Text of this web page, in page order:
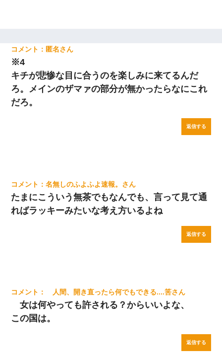
匿名
※4
キチが悲惨な目に合うのを楽しみに来てるんだ
ろ。メインのザマァの部分が無かったらなにこれ
だろ。
返信する
名無しのふよふよ速報。
たまにこういう無茶でもなんでも、言って見て通
ればラッキーみたいな考え方いるよね
返信する
人間、開き直ったら何でもできる....筈
女は何やっても許される？からいいよな、
この国は。
返信する